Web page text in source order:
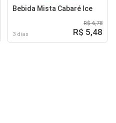
Bebida Mista Cabaré Ice
3 dias
R$ 6,78
R$ 5,48